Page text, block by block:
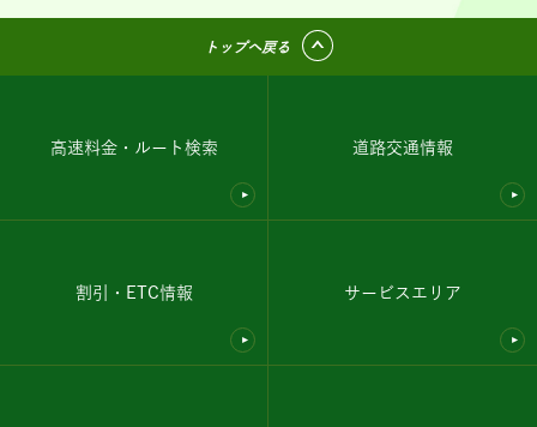
トップへ戻る
高速料金・ルート検索 道路交通情報
割引・ETC情報 サービスエリア